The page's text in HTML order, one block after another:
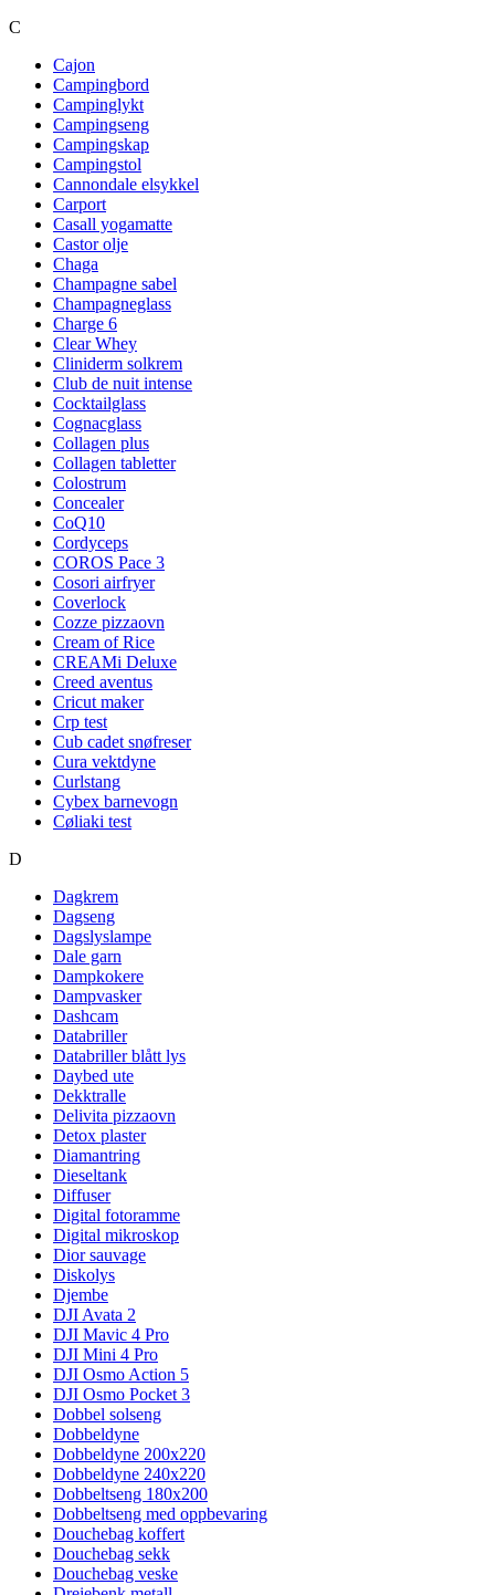
C
Cajon
Campingbord
Campinglykt
Campingseng
Campingskap
Campingstol
Cannondale elsykkel
Carport
Casall yogamatte
Castor olje
Chaga
Champagne sabel
Champagneglass
Charge 6
Clear Whey
Cliniderm solkrem
Club de nuit intense
Cocktailglass
Cognacglass
Collagen plus
Collagen tabletter
Colostrum
Concealer
CoQ10
Cordyceps
COROS Pace 3
Cosori airfryer
Coverlock
Cozze pizzaovn
Cream of Rice
CREAMi Deluxe
Creed aventus
Cricut maker
Crp test
Cub cadet snøfreser
Cura vektdyne
Curlstang
Cybex barnevogn
Cøliaki test
D
Dagkrem
Dagseng
Dagslyslampe
Dale garn
Dampkokere
Dampvasker
Dashcam
Databriller
Databriller blått lys
Daybed ute
Dekktralle
Delivita pizzaovn
Detox plaster
Diamantring
Dieseltank
Diffuser
Digital fotoramme
Digital mikroskop
Dior sauvage
Diskolys
Djembe
DJI Avata 2
DJI Mavic 4 Pro
DJI Mini 4 Pro
DJI Osmo Action 5
DJI Osmo Pocket 3
Dobbel solseng
Dobbeldyne
Dobbeldyne 200x220
Dobbeldyne 240x220
Dobbeltseng 180x200
Dobbeltseng med oppbevaring
Douchebag koffert
Douchebag sekk
Douchebag veske